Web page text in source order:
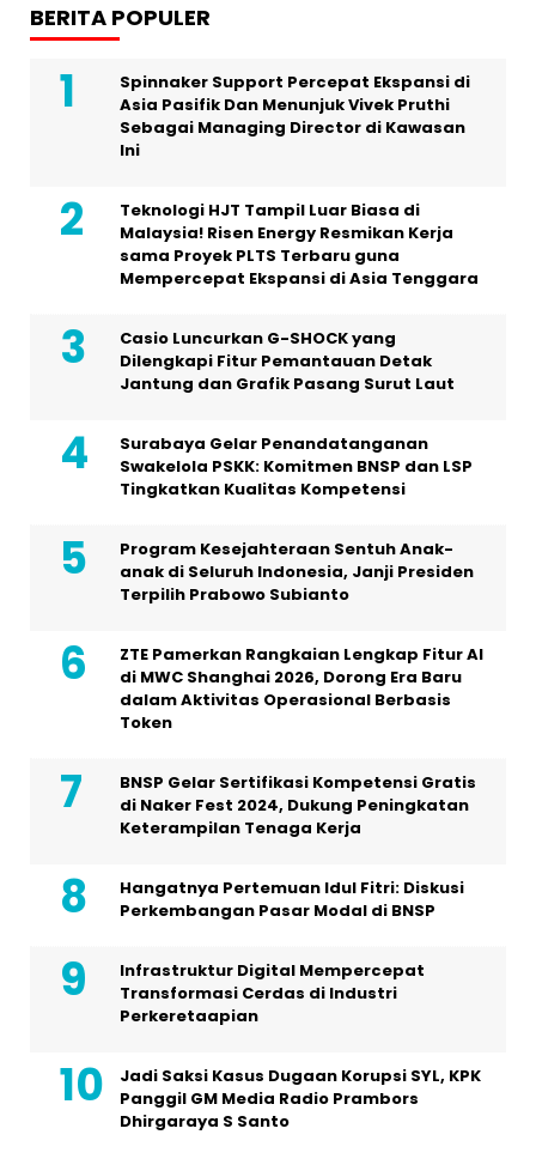
BERITA POPULER
Spinnaker Support Percepat Ekspansi di
Asia Pasifik Dan Menunjuk Vivek Pruthi
Sebagai Managing Director di Kawasan
Ini
Teknologi HJT Tampil Luar Biasa di
Malaysia! Risen Energy Resmikan Kerja
sama Proyek PLTS Terbaru guna
Mempercepat Ekspansi di Asia Tenggara
Casio Luncurkan G-SHOCK yang
Dilengkapi Fitur Pemantauan Detak
Jantung dan Grafik Pasang Surut Laut
Surabaya Gelar Penandatanganan
Swakelola PSKK: Komitmen BNSP dan LSP
Tingkatkan Kualitas Kompetensi
Program Kesejahteraan Sentuh Anak-
anak di Seluruh Indonesia, Janji Presiden
Terpilih Prabowo Subianto
ZTE Pamerkan Rangkaian Lengkap Fitur AI
di MWC Shanghai 2026, Dorong Era Baru
dalam Aktivitas Operasional Berbasis
Token
BNSP Gelar Sertifikasi Kompetensi Gratis
di Naker Fest 2024, Dukung Peningkatan
Keterampilan Tenaga Kerja
Hangatnya Pertemuan Idul Fitri: Diskusi
Perkembangan Pasar Modal di BNSP
Infrastruktur Digital Mempercepat
Transformasi Cerdas di Industri
Perkeretaapian
Jadi Saksi Kasus Dugaan Korupsi SYL, KPK
Panggil GM Media Radio Prambors
Dhirgaraya S Santo